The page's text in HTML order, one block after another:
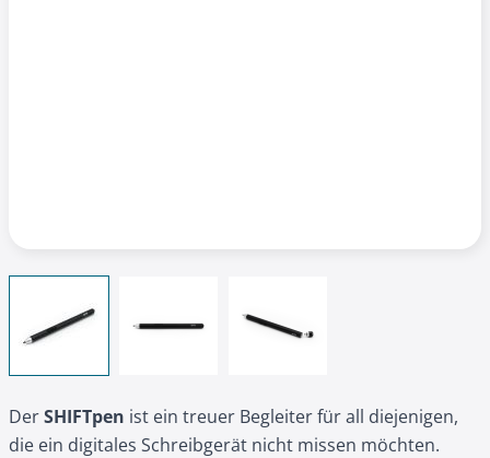
DerSHIFTpen ist ein treuer Begleiter für all diejenigen,
die ein digitales Schreibgerät nicht missen möchten.